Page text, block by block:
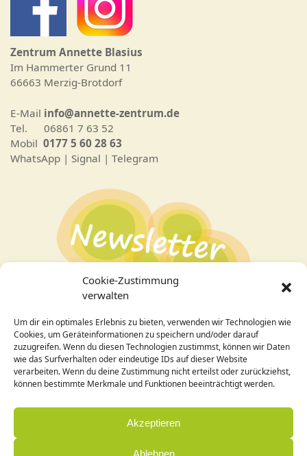
Cookie-Zustimmung
verwalten
Um dir ein optimales Erlebnis zu bieten, verwenden wir Technologien wie
Cookies, um Geräteinformationen zu speichern und/oder darauf
zuzugreifen. Wenn du diesen Technologien zustimmst, können wir Daten
wie das Surfverhalten oder eindeutige IDs auf dieser Website
verarbeiten. Wenn du deine Zustimmung nicht erteilst oder zurückziehst,
können bestimmte Merkmale und Funktionen beeinträchtigt werden.
Akzeptieren
Ablehnen
Zentrum Annette Blasius
Im Hammerter Grund 11
66663 Merzig-Brotdorf
E-Mail info@annette-zentrum.de
Tel. 06861 7 63 52
Mobil 0177 5 60 28 63
WhatsApp | Signal | Telegram
Bei Interesse an den Veranstaltungenhier zum
Newsletteranmelden!
Design / Programmierung: